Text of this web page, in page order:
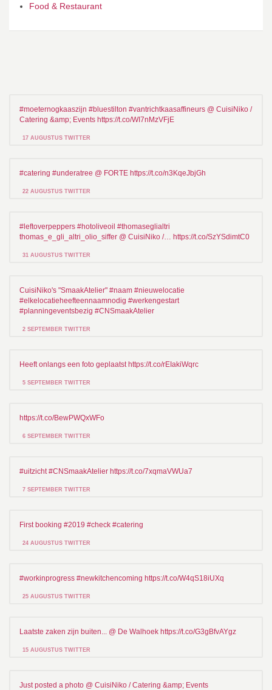
Food & Restaurant
#moeternogkaaszijn #bluestilton #vantrichtkaasaffineurs @ CuisiNiko /
Catering &amp; Events https://t.co/WI7nMzVFjE
17 AUGUSTUS TWITTER
#catering #underatree @ FORTE https://t.co/n3KqeJbjGh
22 AUGUSTUS TWITTER
#leftoverpeppers #hotoliveoil #thomaseglialtri
thomas_e_gli_altri_olio_siffer @ CuisiNiko /… https://t.co/SzYSdimtC0
31 AUGUSTUS TWITTER
CuisiNiko's "SmaakAtelier" #naam #nieuwelocatie
#elkelocatieheefteennaamnodig #werkengestart
#planningeventsbezig #CNSmaakAtelier
2 SEPTEMBER TWITTER
Heeft onlangs een foto geplaatst https://t.co/rEIakiWqrc
5 SEPTEMBER TWITTER
https://t.co/BewPWQxWFo
6 SEPTEMBER TWITTER
#uitzicht #CNSmaakAtelier https://t.co/7xqmaVWUa7
7 SEPTEMBER TWITTER
First booking #2019 #check #catering
24 AUGUSTUS TWITTER
#workinprogress #newkitchencoming https://t.co/W4qS18iUXq
25 AUGUSTUS TWITTER
Laatste zaken zijn buiten... @ De Walhoek https://t.co/G3gBfvAYgz
15 AUGUSTUS TWITTER
Just posted a photo @ CuisiNiko / Catering &amp; Events